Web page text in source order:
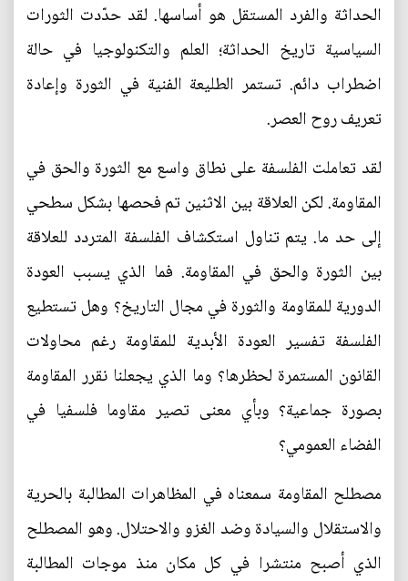
الحداثة والفرد المستقل هو أساسها. لقد حدّدت الثورات
السياسية تاريخ الحداثة؛ العلم والتكنولوجيا في حالة
اضطراب دائم. تستمر الطليعة الفنية في الثورة وإعادة
تعريف روح العصر.
لقد تعاملت الفلسفة على نطاق واسع مع الثورة والحق في
المقاومة. لكن العلاقة بين الاثنين تم فحصها بشكل سطحي
إلى حد ما. يتم تناول استكشاف الفلسفة المتردد للعلاقة
بين الثورة والحق في المقاومة. فما الذي يسبب العودة
الدورية للمقاومة والثورة في مجال التاريخ؟ وهل تستطيع
الفلسفة تفسير العودة الأبدية للمقاومة رغم محاولات
القانون المستمرة لحظرها؟ وما الذي يجعلنا نقرر المقاومة
بصورة جماعية؟ وبأي معنى تصير مقاوما فلسفيا في
الفضاء العمومي؟
مصطلح المقاومة سمعناه في المظاهرات المطالبة بالحرية
والاستقلال والسيادة وضد الغزو والاحتلال. وهو المصطلح
الذي أصبح منتشرا في كل مكان منذ موجات المطالبة